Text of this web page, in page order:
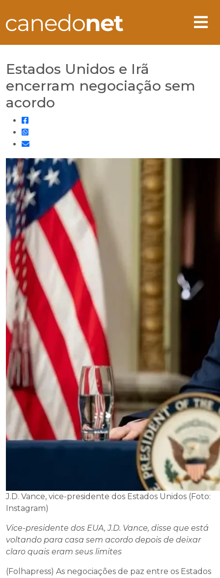
Estados Unidos e Irã
encerram negociação sem
acordo
J.D. Vance, vice-presidente dos Estados Unidos (Foto:
Instagram)
Vice-presidente dos EUA, J.D. Vance, disse que está
voltando para casa sem acordo depois de deixar
claro quais eram seus limites
(Folhapress) As negociações de paz entre os Estados